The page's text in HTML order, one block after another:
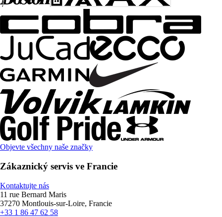
Objevte všechny naše značky
Zákaznický servis ve Francie
Kontaktujte nás
11 rue Bernard Maris
37270 Montlouis-sur-Loire, Francie
+33 1 86 47 62 58